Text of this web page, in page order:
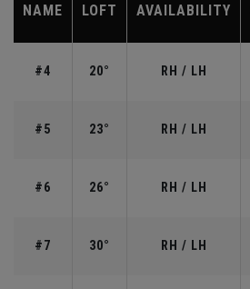
NAME LOFT AVAILABILITY
#4 20° RH / LH
#5 23° RH / LH
#6 26° RH / LH
#7 30° RH / LH